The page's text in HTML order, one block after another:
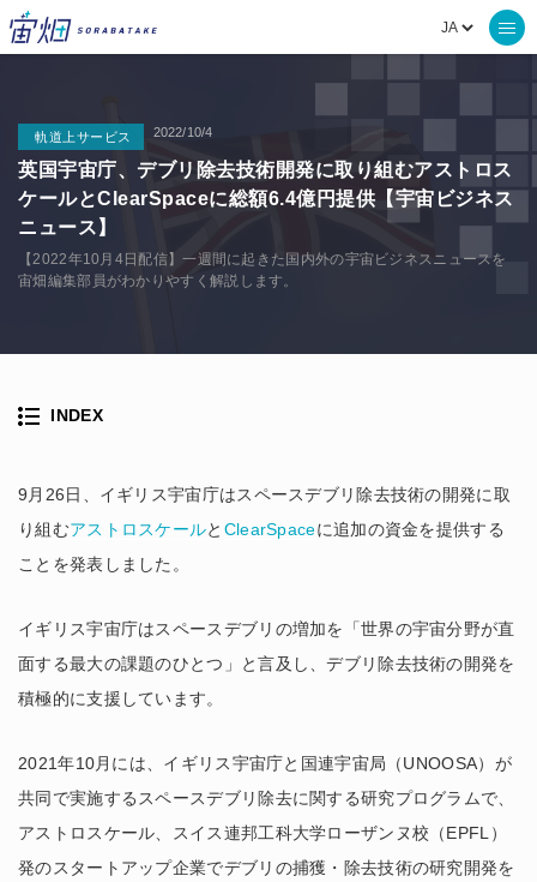
軌道上サービス 2022/10/4
英国宇宙庁、デブリ除去技術開発に取り組むアストロス
ケールとClearSpaceに総額6.4億円提供【宇宙ビジネス
ニュース】
【2022年10月4日配信】一週間に起きた国内外の宇宙ビジネスニュースを
宙畑編集部員がわかりやすく解説します。
9月26日、イギリス宇宙庁はスペースデブリ除去技術の開発に取
り組むアストロスケールと ClearSpaceに追加の資金を提供する
ことを発表しました。
イギリス宇宙庁はスペースデブリの増加を「世界の宇宙分野が直
面する最大の課題のひとつ」と言及し、デブリ除去技術の開発を
積極的に支援しています。
2021年10月には、イギリス宇宙庁と国連宇宙局（UNOOSA）が
共同で実施するスペースデブリ除去に関する研究プログラムで、
アストロスケール、スイス連邦工科大学ローザンヌ校（EPFL）
発のスタートアップ企業でデブリの捕獲・除去技術の研究開発を
INDEX